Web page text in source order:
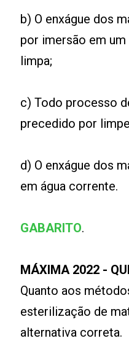
b) O enxágue dos
por imersão em
limpa;
c) Todo processo
precedido por
d) O enxágue dos
em água corrente.
GABARITO.
MÁXIMA 2022 -
Quanto aos
esterilização de
alternativa correta.